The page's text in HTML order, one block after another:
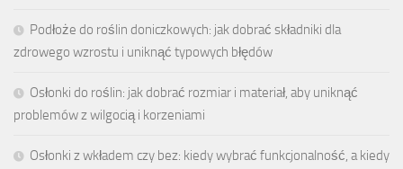
Podłoże do roślin doniczkowych: jak dobrać składniki dla
zdrowego wzrostu i uniknąć typowych błędów
Osłonki do roślin: jak dobrać rozmiar i materiał, aby uniknąć
problemów z wilgocią i korzeniami
Osłonki z wkładem czy bez: kiedy wybrać funkcjonalność, a kiedy